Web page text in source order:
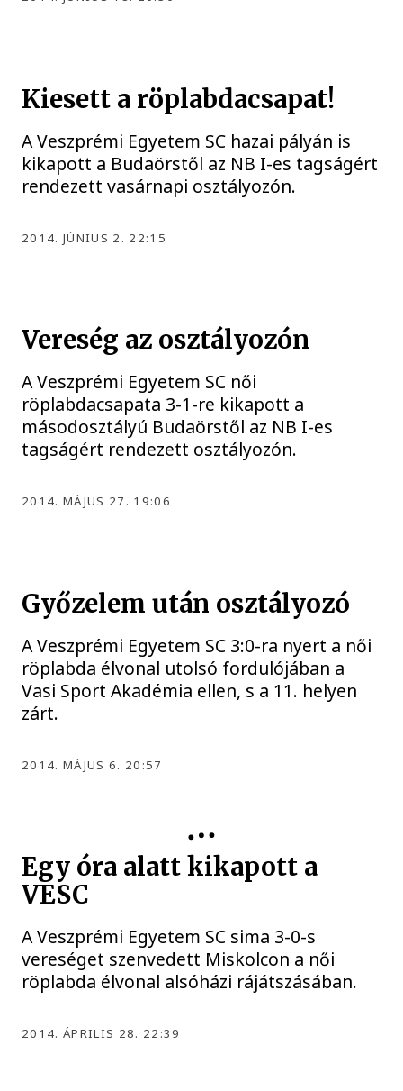
Kiesett a röplabdacsapat!
A Veszprémi Egyetem SC hazai pályán is
kikapott a Budaörstől az NB I-es tagságért
rendezett vasárnapi osztályozón.
2014. JÚNIUS 2. 22:15
Vereség az osztályozón
A Veszprémi Egyetem SC női
röplabdacsapata 3-1-re kikapott a
másodosztályú Budaörstől az NB I-es
tagságért rendezett osztályozón.
2014. MÁJUS 27. 19:06
Győzelem után osztályozó
A Veszprémi Egyetem SC 3:0-ra nyert a női
röplabda élvonal utolsó fordulójában a
Vasi Sport Akadémia ellen, s a 11. helyen
zárt.
2014. MÁJUS 6. 20:57
Egy óra alatt kikapott a
VESC
A Veszprémi Egyetem SC sima 3-0-s
vereséget szenvedett Miskolcon a női
röplabda élvonal alsóházi rájátszásában.
2014. ÁPRILIS 28. 22:39